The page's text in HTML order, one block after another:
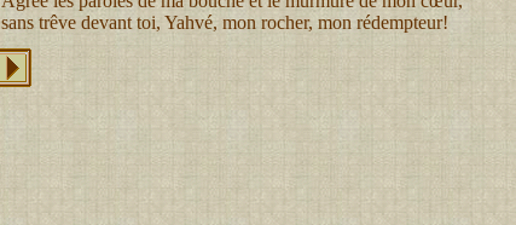
sans trêve devant toi, Yahvé, mon rocher, mon rédempteur!